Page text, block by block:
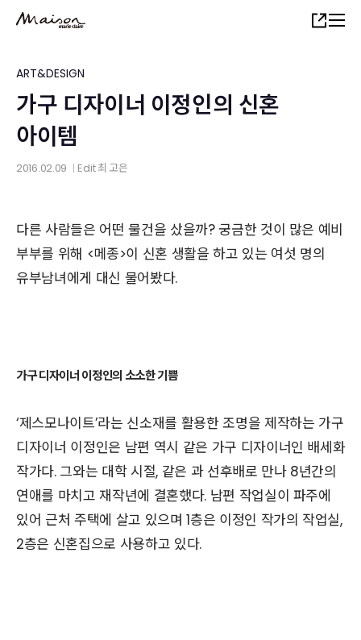
content
Share
ART&DESIGN
가구 디자이너 이정인의 신혼
아이템
2016.02.09 Edit최 고은
다른 사람들은 어떤 물건을 샀을까? 궁금한 것이 많은 예비
부부를 위해 <메종>이 신혼 생활을 하고 있는 여섯 명의
유부남녀에게 대신 물어봤다.
가구 디자이너 이정인의 소소한 기쁨
‘제스모나이트’라는 신소재를 활용한 조명을 제작하는 가구
디자이너 이정인은 남편 역시 같은 가구 디자이너인 배세화
작가다. 그와는 대학 시절, 같은 과 선후배로 만나 8년간의
연애를 마치고 재작년에 결혼했다. 남편 작업실이 파주에
있어 근처 주택에 살고 있으며 1층은 이정인 작가의 작업실,
2층은 신혼집으로 사용하고 있다.